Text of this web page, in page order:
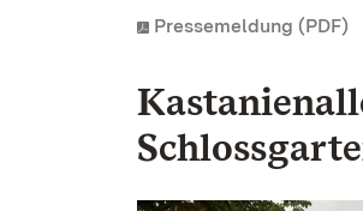
Pressemeldung (PDF)